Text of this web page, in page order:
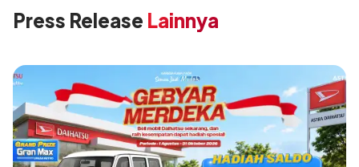
Press Release Lainnya